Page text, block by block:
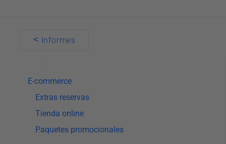
Botón de WhatsApp en el Motor de reservas
E-commerce
Extras reservas
Tienda online
Paquetes promocionales
Doc
< Informes